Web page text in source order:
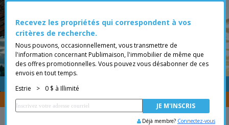
Placer une annonce
Vous êtes courtier, transférer vos propriétés avecCENTRIS
Recevez les propriétés qui correspondent à vos
critères de recherche.
Nous pouvons, occasionnellement, vous transmettre de
l'information concernant Publimaison, l'immobilier de même que
des offres promotionnelles. Vous pouvez vous désabonner de ces
envois en tout temps.
Estrie
> 0 $ à Illimité
Déjà membre? Connectez-vous